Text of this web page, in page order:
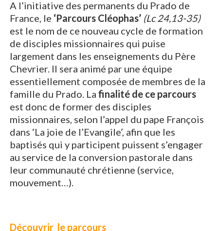
A l’initiative des permanents du Prado de
France, le ‘Parcours Cléophas’ (Lc 24,13-35)
est le nom de ce nouveau cycle de formation
de disciples missionnaires qui puise
largement dans les enseignements du Père
Chevrier. Il sera animé par une équipe
essentiellement composée de membres de la
famille du Prado. La finalité de ce parcours
est donc de former des disciples
missionnaires, selon l’appel du pape François
dans ‘La joie de l’Evangile’, afin que les
baptisés qui y participent puissent s’engager
au service de la conversion pastorale dans
leur communauté chrétienne (service,
mouvement…).
Découvrir le parcours